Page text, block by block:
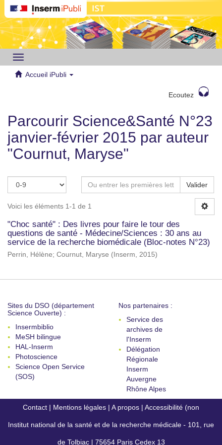
Toggle
navigation
Accueil iPubli
Ecoutez
Parcourir Science&Santé N°23
janvier-février 2015 par auteur
"Cournut, Maryse"
Valider
Voici les éléments 1-1 de 1
"Choc santé" : Des livres pour faire le tour des
questions de santé - Médecine/Sciences : 30 ans au
service de la recherche biomédicale (Bloc-notes N°23)
Perrin, Hélène; Cournut, Maryse ( Inserm, 2015)
Sites du DSO (département
Science Ouverte) :
Insermbiblio
MeSH bilingue
HAL-Inserm
Photoscience
Science Open Service
(SOS)
Nos partenaires :
Service des
archives de
l'Inserm
Délégation
Régionale
Inserm
Auvergne
Rhône Alpes
Contact | Mentions légales | A propos | Accessibilité (non
conforme)
Institut national de la santé et de la recherche médicale - 101, rue
de Tolbiac | 75654 Paris Cedex 13